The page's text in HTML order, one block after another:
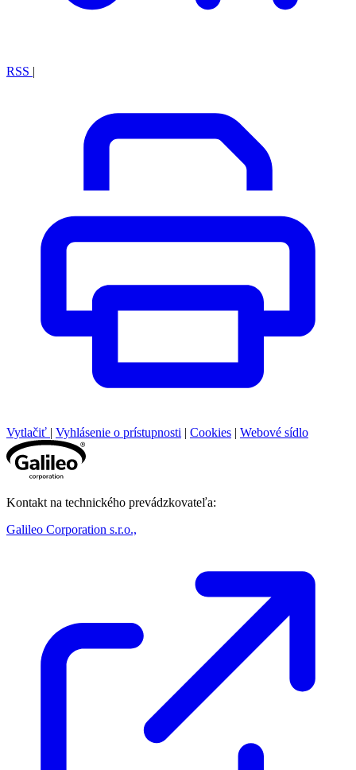
RSS |
Vytlačiť | Vyhlásenie o prístupnosti | Cookies | Webové sídlo
Kontakt na technického prevádzkovateľa:
Galileo Corporation s.r.o.,